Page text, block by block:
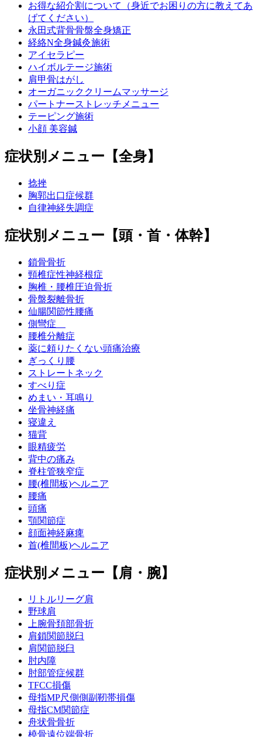
お得な紹介割について（身近でお困りの方に教えてあ
げてください）
永田式背骨骨盤全身矯正
経絡N全身鍼灸施術
アイセラピー
ハイボルテージ施術
肩甲骨はがし
オーガニッククリームマッサージ
パートナーストレッチメニュー
テーピング施術
小顔 美容鍼
症状別メニュー【全身】
捻挫
胸郭出口症候群
自律神経失調症
症状別メニュー【頭・首・体幹】
鎖骨骨折
頸椎症性神経根症
胸椎・腰椎圧迫骨折
骨盤裂離骨折
仙腸関節性腰痛
側彎症
腰椎分離症
薬に頼りたくない頭痛治療
ぎっくり腰
ストレートネック
すべり症
めまい・耳鳴り
坐骨神経痛
寝違え
猫背
眼精疲労
背中の痛み
脊柱管狭窄症
腰(椎間板)ヘルニア
腰痛
頭痛
顎関節症
顔面神経麻痺
首(椎間板)ヘルニア
症状別メニュー【肩・腕】
リトルリーグ肩
野球肩
上腕骨頚部骨折
肩鎖関節脱臼
肩関節脱臼
肘内障
肘部管症候群
TFCC損傷
母指MP尺側側副靭帯損傷
母指CM関節症
舟状骨骨折
橈骨遠位端骨折